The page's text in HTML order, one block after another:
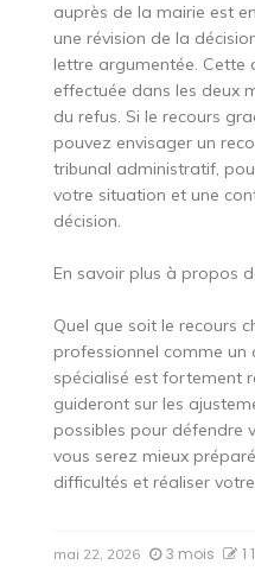
auprès de la mairie est
une révision de la
lettre argumentée. Cette
effectuée dans les deux
du refus. Si le recours
pouvez envisager un
tribunal administratif,
votre situation et une
décision.
En savoir plus à propos
Quel que soit le recours
professionnel comme
spécialisé est fortement
guideront sur les
possibles pour défendre
vous serez mieux
difficultés et réaliser
mai 22, 2026 3 mois 1